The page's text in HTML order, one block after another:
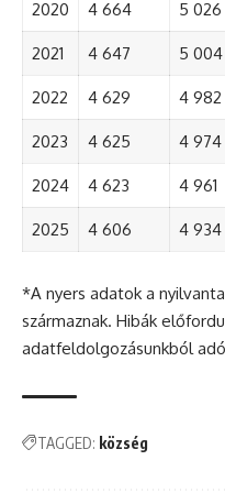
2020 4 664 5 026
2021 4 647 5 004
2022 4 629 4 982
2023 4 625 4 974
2024 4 623 4 961
2025 4 606 4 934
*A nyers adatok a
származnak. Hibák
adatfeldolgozásunkból
TAGGED: község